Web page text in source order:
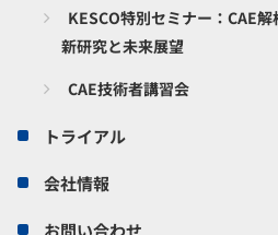
KESCO特別セミナー：CAE
新研究と未来展望
CAE技術者講習会
トライアル
会社情報
お問い合わせ